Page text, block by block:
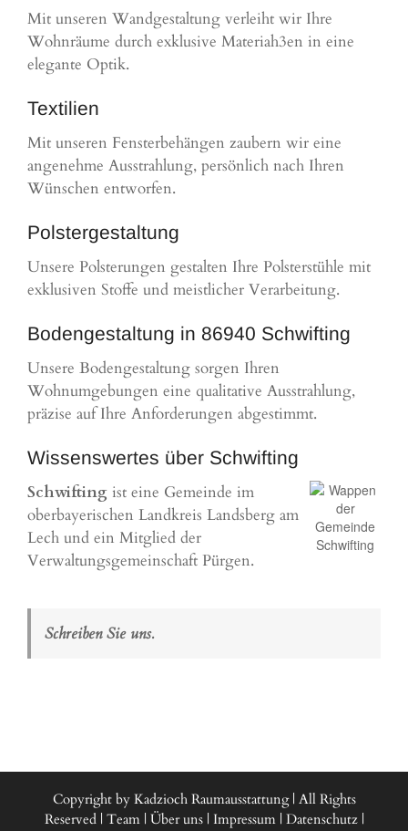
Mit unseren Wandgestaltung verleiht wir Ihre
Wohnräume durch exklusive Materiah3en in eine
elegante Optik.
Textilien
Mit unseren Fensterbehängen zaubern wir eine
angenehme Ausstrahlung, persönlich nach Ihren
Wünschen entworfen.
Polstergestaltung
Unsere Polsterungen gestalten Ihre Polsterstühle mit
exklusiven Stoffe und meistlicher Verarbeitung.
Bodengestaltung in 86940 Schwifting
Unsere Bodengestaltung sorgen Ihren
Wohnumgebungen eine qualitative Ausstrahlung,
präzise auf Ihre Anforderungen abgestimmt.
Wissenswertes über Schwifting
Schwifting ist eine Gemeinde im
oberbayerischen Landkreis Landsberg am
Lech und ein Mitglied der
Verwaltungsgemeinschaft Pürgen.
Schreiben Sie uns.
Copyright by Kadzioch Raumausstattung | All Rights
Reserved | Team| Über uns| Impressum| Datenschutz|